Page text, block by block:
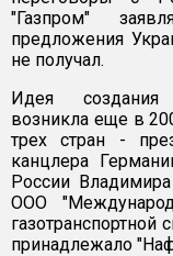
"Газпром"
предложения
не получал.
Идея создания
возникла еще в
трех стран -
канцлера
России
ООО
газотранспортной
принадлежало